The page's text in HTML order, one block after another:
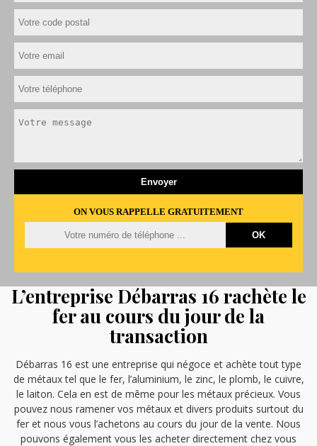
ON VOUS RAPPELLE GRATUITEMENT
L’entreprise Débarras 16 rachète le
fer au cours du jour de la
transaction
Débarras 16 est une entreprise qui négoce et achète tout type
de métaux tel que le fer, l’aluminium, le zinc, le plomb, le cuivre,
le laiton. Cela en est de même pour les métaux précieux. Vous
pouvez nous ramener vos métaux et divers produits surtout du
fer et nous vous l’achetons au cours du jour de la vente. Nous
pouvons également vous les acheter directement chez vous